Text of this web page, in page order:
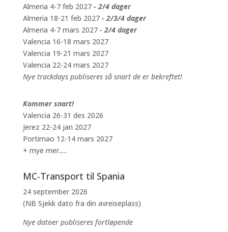
Almeria 4-7 feb 2027 - 2/4 dager
Almeria 18-21 feb 2027 - 2/3/4 dager
Almeria 4-7 mars 2027 - 2/4 dager
Valencia 16-18 mars 2027
Valencia 19-21 mars 2027
Valencia 22-24 mars 2027
Nye trackdays publiseres så snart de er bekreftet!
Kommer snart!
Valencia 26-31 des 2026
Jerez 22-24 jan 2027
Portimao 12-14 mars 2027
+ mye mer.....
MC-Transport til Spania
24 september 2026
(NB Sjekk dato fra din avreiseplass)
Nye datoer publiseres fortløpende